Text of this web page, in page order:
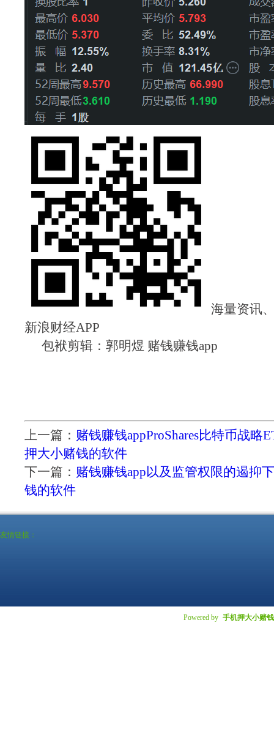
海量资讯
新浪财经APP
包袱剪辑：郭明煜 赌钱赚钱app
上一篇： 赌钱赚钱appProShares比特币战略
押大小赌钱的软件
下一篇： 赌钱赚钱app以及监管权限的遏抑
钱的软件
友情链接：
Powered by 手机押大小赌